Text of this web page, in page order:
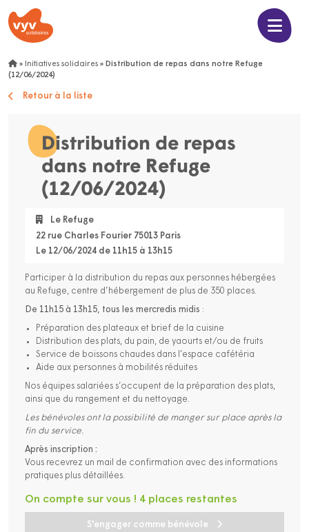
» Initiatives solidaires » Distribution de repas dans notre Refuge
(12/06/2024)
Retour à la liste
Distribution de repas
dans notre Refuge
(12/06/2024)
Le Refuge
22 rue Charles Fourier 75013 Paris
Le 12/06/2024 de 11h15 à 13h15
Participer à la distribution du repas aux personnes hébergées
au Refuge, centre d’hébergement de plus de 350 places.
De 11h15 à 13h15, tous les mercredis midis :
Préparation des plateaux et brief de la cuisine
Distribution des plats, du pain, de yaourts et/ou de fruits
Service de boissons chaudes dans l’espace cafétéria
Aide aux personnes à mobilités réduites
Nos équipes salariées s’occupent de la préparation des plats,
ainsi que du rangement et du nettoyage.
Les bénévoles ont la possibilité de manger sur place après la
fin du service.
Après inscription :
Vous recevrez un mail de confirmation avec des informations
pratiques plus détaillées.
S'engager comme bénévole
On compte sur vous ! 4 places restantes